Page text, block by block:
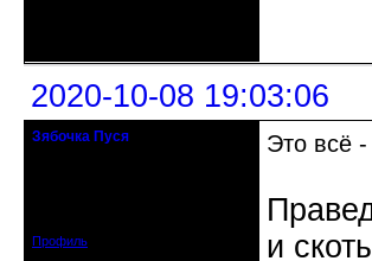
2020-10-08 19:03:06
Зябочка Пуся
Профиль
Это всё
и